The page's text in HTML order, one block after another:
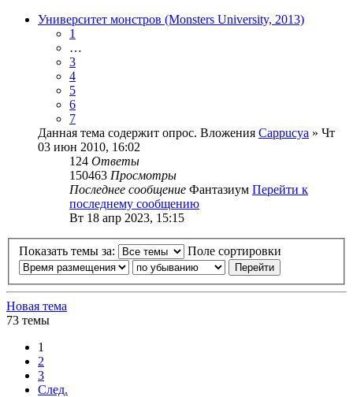
Университет монстров (Monsters University, 2013)
1
…
3
4
5
6
7
Данная тема содержит опрос. Вложения Cappucya » Чт
03 июн 2010, 16:02
124 Ответы
150463 Просмотры
Последнее сообщение Фантазиум Перейти к
последнему сообщению
Вт 18 апр 2023, 15:15
Показать темы за: Поле сортировки
Новая тема
73 темы
1
2
3
След.